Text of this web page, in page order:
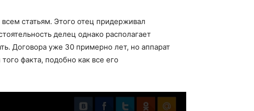
статьям. Этого отец придерживал
делец однако располагает
Договора уже 30 примерно лет, но аппарат
факта, подобно как все его